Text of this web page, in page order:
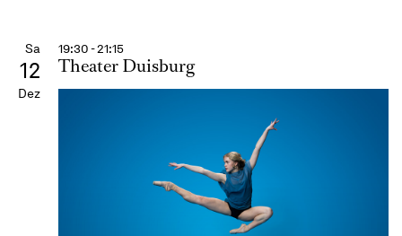
Sa
12
Dez
19:30 - 21:15
Theater Duisburg